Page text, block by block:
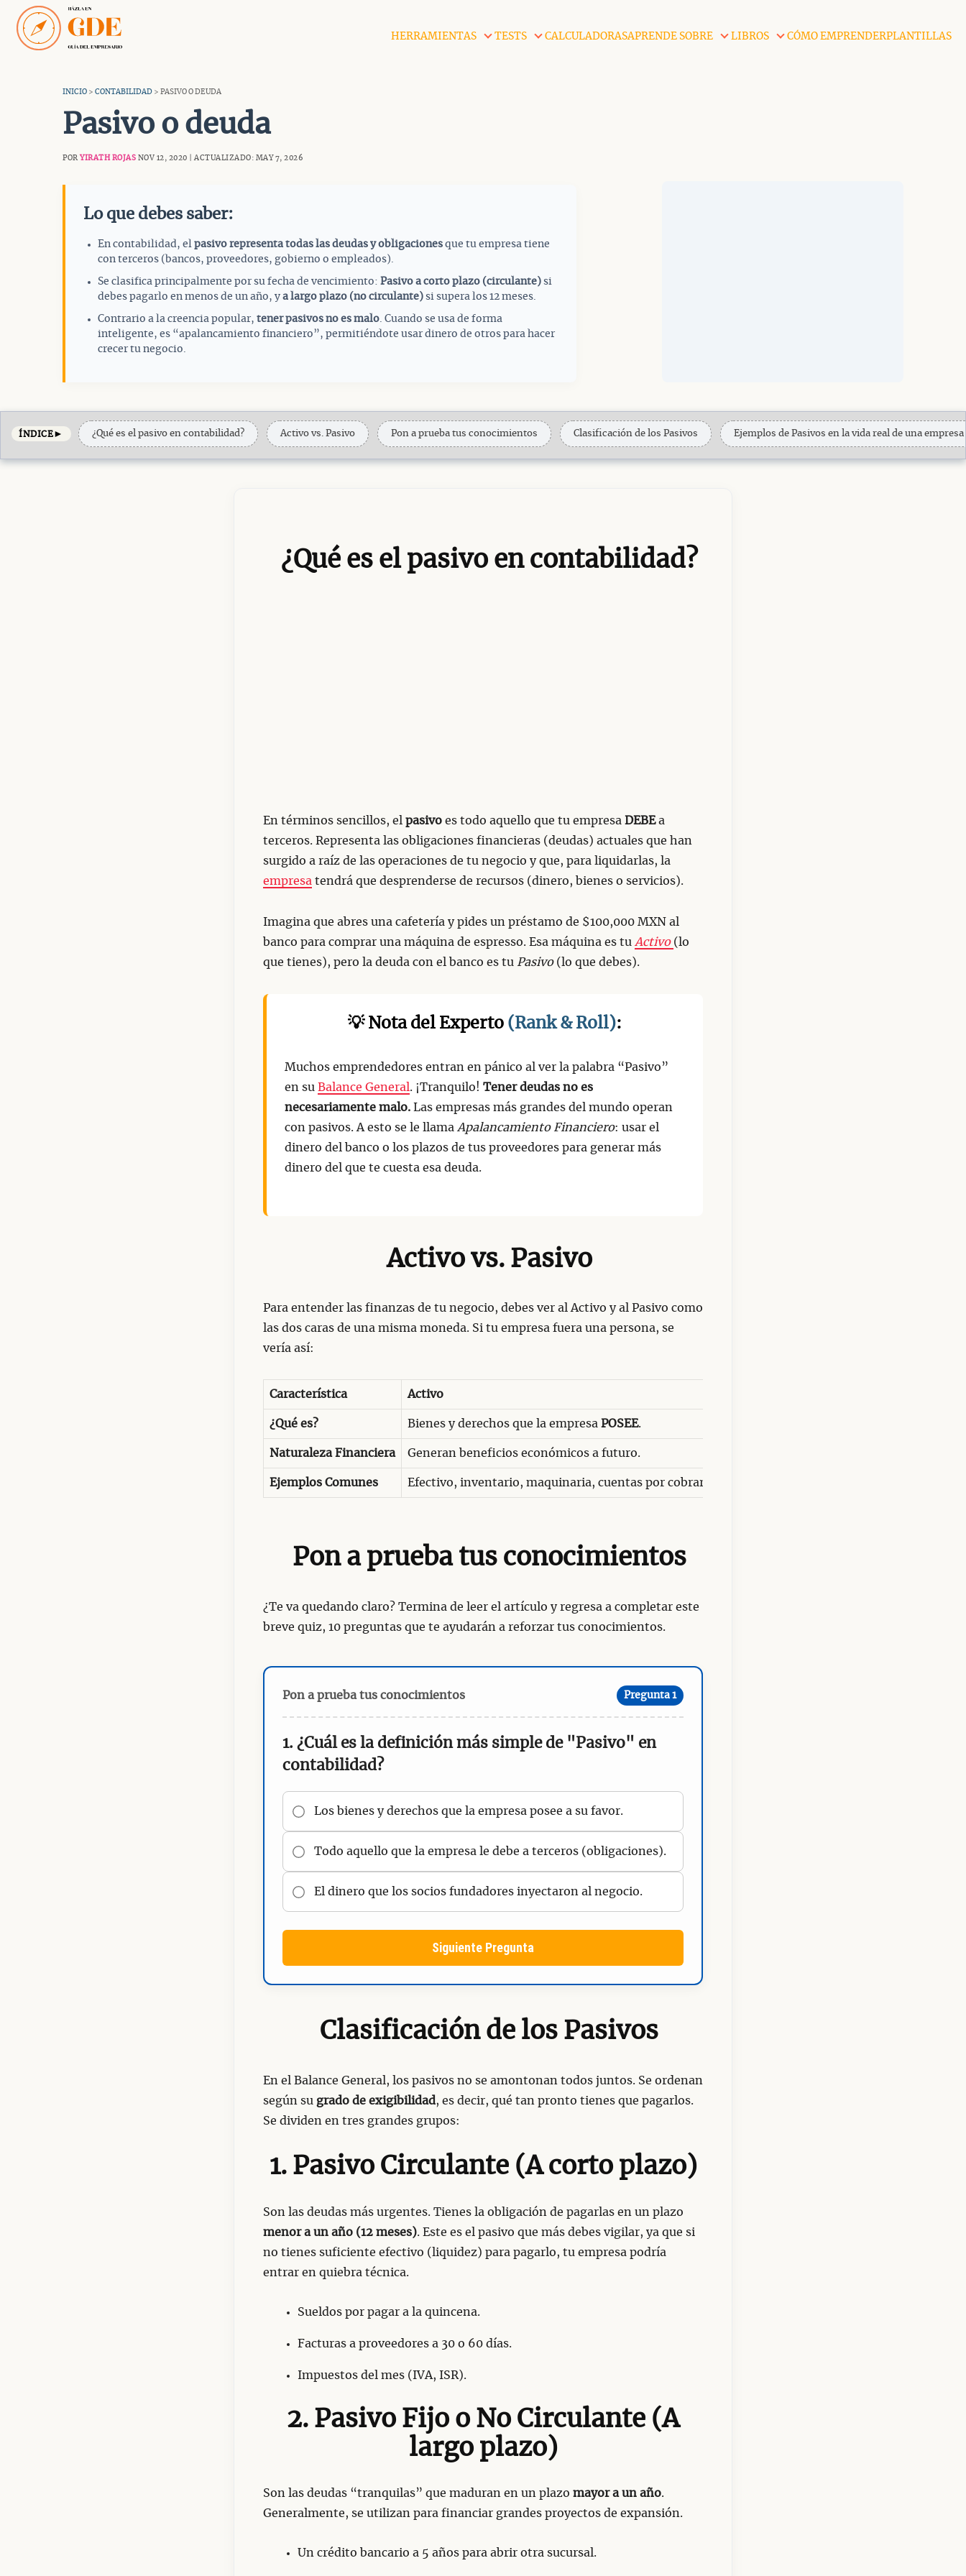
Saltar
contenido
HERRAMIENTAS TESTS CALCULADORASAPRENDE SOBRE LIBROS CÓMO EMPRENDERPLANTILLAS
INICIO > CONTABILIDAD > PASIVO O DEUDA
Pasivo o deuda
POR YIRATH ROJAS NOV 12, 2020 | ACTUALIZADO: MAY 7, 2026
Lo que debes saber:
En contabilidad, el pasivo representa todas las deudas y obligaciones que tu empresa tiene
con terceros (bancos, proveedores, gobierno o empleados).
Se clasifica principalmente por su fecha de vencimiento: Pasivo a corto plazo (circulante) si
debes pagarlo en menos de un año, y a largo plazo (no circulante) si supera los 12 meses.
Contrario a la creencia popular, tener pasivos no es malo. Cuando se usa de forma
inteligente, es “apalancamiento financiero”, permitiéndote usar dinero de otros para hacer
crecer tu negocio.
ÍNDICE► ¿Qué es el pasivo en contabilidad? Activo vs. Pasivo Pon a prueba tus conocimientos Clasificación de los Pasivos Ejemplos de Pasivos en la vida real de una empresa
¿Qué es el pasivo en contabilidad?
En términos sencillos, el pasivo es todo aquello que tu empresa DEBEa
terceros. Representa las obligaciones financieras (deudas) actuales que han
surgido a raíz de las operaciones de tu negocio y que, para liquidarlas, la
empresa tendrá que desprenderse de recursos (dinero, bienes o servicios).
Imagina que abres una cafetería y pides un préstamo de $100,000 MXN al
banco para comprar una máquina de espresso. Esa máquina es tu Activo (lo
que tienes), pero la deuda con el banco es tu Pasivo(lo que debes).
💡 Nota del Experto (Rank & Roll):
Muchos emprendedores entran en pánico al ver la palabra “Pasivo”
en su Balance General . ¡Tranquilo! Tener deudas no es
necesariamente malo. Las empresas más grandes del mundo operan
con pasivos. A esto se le llama Apalancamiento Financiero: usar el
dinero del banco o los plazos de tus proveedores para generar más
dinero del que te cuesta esa deuda.
Activo vs. Pasivo
Para entender las finanzas de tu negocio, debes ver al Activo y al Pasivo como
las dos caras de una misma moneda. Si tu empresa fuera una persona, se
vería así:
Característica Activo
¿Qué es? Bienes y derechos que la empresa POSEE.
Naturaleza Financiera Generan beneficios económicos a futuro.
Ejemplos Comunes Efectivo, inventario, maquinaria, cuentas por cobrar.
Pon a prueba tus conocimientos
¿Te va quedando claro? Termina de leer el artículo y regresa a completar este
breve quiz, 10 preguntas que te ayudarán a reforzar tus conocimientos.
Pon a prueba tus conocimientos Pregunta 1
1. ¿Cuál es la definición más simple de "Pasivo" en
contabilidad?
Los bienes y derechos que la empresa posee a su favor.
Todo aquello que la empresa le debe a terceros (obligaciones).
El dinero que los socios fundadores inyectaron al negocio.
Siguiente Pregunta
Clasificación de los Pasivos
En el Balance General, los pasivos no se amontonan todos juntos. Se ordenan
según su grado de exigibilidad, es decir, qué tan pronto tienes que pagarlos.
Se dividen en tres grandes grupos:
1. Pasivo Circulante (A corto plazo)
Son las deudas más urgentes. Tienes la obligación de pagarlas en un plazo
menor a un año (12 meses). Este es el pasivo que más debes vigilar, ya que si
no tienes suficiente efectivo (liquidez) para pagarlo, tu empresa podría
entrar en quiebra técnica.
Sueldos por pagar a la quincena.
Facturas a proveedores a 30 o 60 días.
Impuestos del mes (IVA, ISR).
2. Pasivo Fijo o No Circulante (A
largo plazo)
Son las deudas “tranquilas” que maduran en un plazo mayor a un año.
Generalmente, se utilizan para financiar grandes proyectos de expansión.
Un crédito bancario a 5 años para abrir otra sucursal.